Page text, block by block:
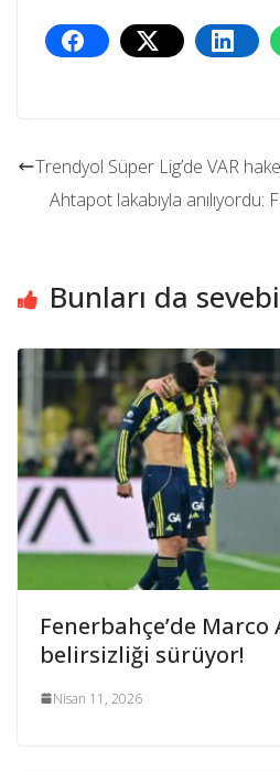
Trendyol Süper Lig’de VAR
Ahtapot lakabıyla
Bunları da
Fenerbahçe’de Marco
belirsizliği sürüyor!
Nisan 11, 2026